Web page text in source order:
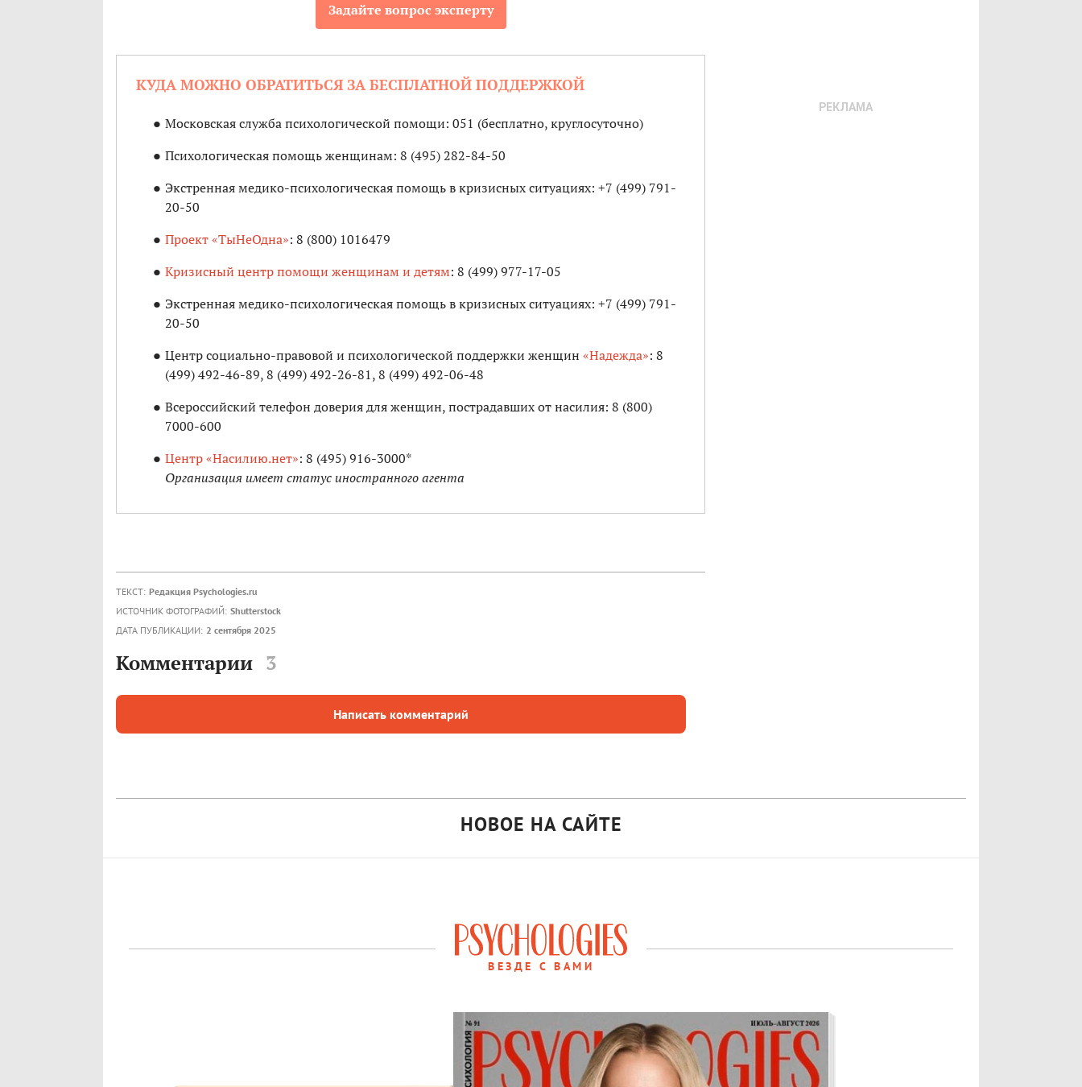
Задайте вопрос эксперту
КУДА МОЖНО ОБРАТИТЬСЯ ЗА БЕСПЛАТНОЙ ПОДДЕРЖКОЙ
Московская служба психологической помощи: 051 (бесплатно, круглосуточно)
Психологическая помощь женщинам: 8 (495) 282-84-50
Экстренная медико-психологическая помощь в кризисных ситуациях: +7 (499) 791-
20-50
Проект «ТыНеОдна»: 8 (800) 1016479
Кризисный центр помощи женщинам и детям: 8 (499) 977-17-05
Экстренная медико-психологическая помощь в кризисных ситуациях: +7 (499) 791-
20-50
Центр социально-правовой и психологической поддержки женщин «Надежда»: 8
(499) 492-46-89, 8 (499) 492-26-81, 8 (499) 492-06-48
Всероссийский телефон доверия для женщин, пострадавших от насилия: 8 (800)
7000-600
Центр «Насилию.нет»: 8 (495) 916-3000*
Организация имеет статус иностранного агента
ТЕКСТ: Редакция Psychologies.ru
ИСТОЧНИК ФОТОГРАФИЙ: Shutterstock
ДАТА ПУБЛИКАЦИИ: 2 сентября 2025
Комментарии 3
Написать комментарий
НОВОЕ НА САЙТЕ
ВЕЗДЕ С ВАМИ